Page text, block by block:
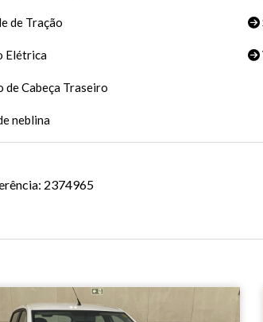
de Tração
Elétrica
de Cabeça Traseiro
neblina
2374965